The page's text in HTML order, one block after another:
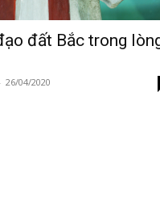
đất Bắc trong
- 26/04/2020